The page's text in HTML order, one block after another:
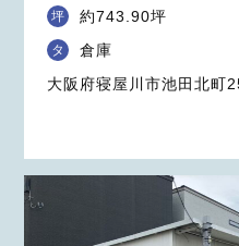
坪 約743.90坪
タ
倉庫
大阪府寝屋川市池田北町